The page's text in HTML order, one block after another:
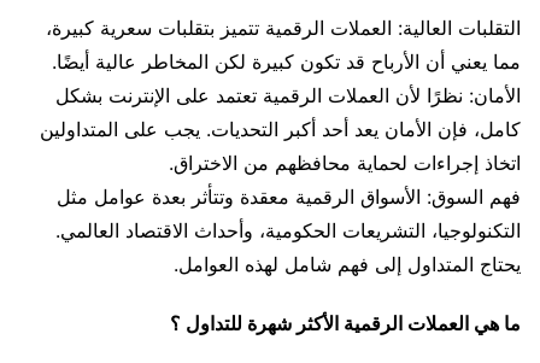
التقلبات العالية: العملات الرقمية تتميز بتقلبات سعرية كبيرة،
مما يعني أن الأرباح قد تكون كبيرة لكن المخاطر عالية أيضًا.
الأمان: نظرًا لأن العملات الرقمية تعتمد على الإنترنت بشكل
كامل، فإن الأمان يعد أحد أكبر التحديات. يجب على المتداولين
اتخاذ إجراءات لحماية محافظهم من الاختراق.
فهم السوق: الأسواق الرقمية معقدة وتتأثر بعدة عوامل مثل
التكنولوجيا، التشريعات الحكومية، وأحداث الاقتصاد العالمي.
يحتاج المتداول إلى فهم شامل لهذه العوامل.
ما هي العملات الرقمية الأكثر شهرة للتداول ؟